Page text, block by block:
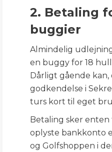
2. Betaling
buggier
Almindelig
en buggy for 18
Dårligt gående
godkendelse i
turs kort til eget
Betaling sker enten
oplyste bankkonto
og Golfshoppen i